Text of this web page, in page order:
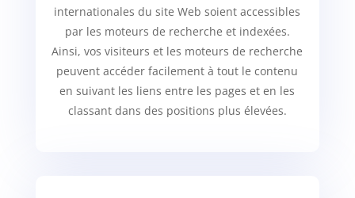
internationales du site Web soient accessibles
par les moteurs de recherche et indexées.
Ainsi, vos visiteurs et les moteurs de recherche
peuvent accéder facilement à tout le contenu
en suivant les liens entre les pages et en les
classant dans des positions plus élevées.